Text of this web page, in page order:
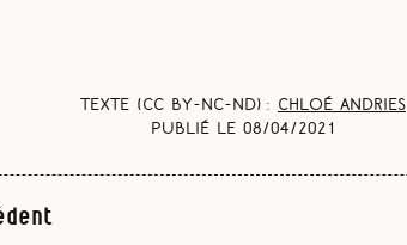
Texte (CC BY-NC-ND) : Chloé Andries
Publié le 08/04/2021